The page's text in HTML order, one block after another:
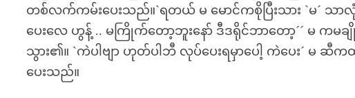
တစ်လက်ကမ်းပေးသည်။`ရတယ် မ မောင်ကစိုပြီးသား `မ´
ပေးလေ ဟွန့် .. မကြိုက်တော့ဘူးနော် ဒီဒရိုင်ဘာတော့´´ မ ကမခ
သွား၏။ `ကဲပါဗျာ ဟုတ်ပါဘီ လုပ်ပေးရမှာပေါ့ ကဲပေး
ပေးသည်။